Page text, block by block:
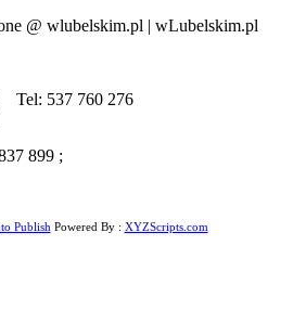
@ wlubelskim.pl | wLubelskim.pl
Tel: 537 760 276
899 ;
Publish Powered By : XYZScripts.com